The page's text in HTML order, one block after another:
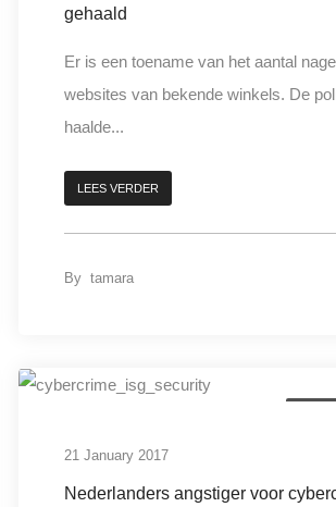
gehaald
Er is een toename van het aantal
websites van bekende winkels. De
haalde...
LEES VERDER
By tamara
21 January 2017
Nederlanders angstiger voor